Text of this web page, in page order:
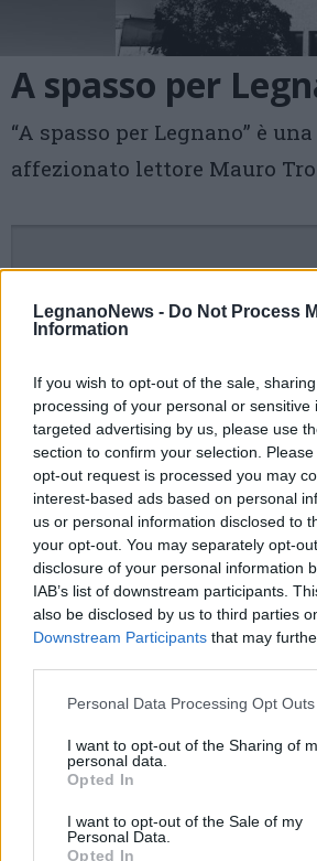
LegnanoNews - Do Not Process
Information
If you wish to opt-out of the sale,
processing of your personal or sensitive
targeted advertising by us, please use
section to confirm your selection.
opt-out request is processed you may
interest-based ads based on personal
us or personal information disclosed to
your opt-out. You may separately opt-
disclosure of your personal information
IAB’s list of downstream participants.
also be disclosed by us to third parties
Downstream Participants that may
Personal Data Processing Opt Outs
I want to opt-out of the Sharing of
personal data.
Opted In
I want to opt-out of the Sale of my
Personal Data.
Opted In
A spasso per
“A spasso per Legnano” è
affezionato lettore Mauro
Pubblicato da Redazione
Vota